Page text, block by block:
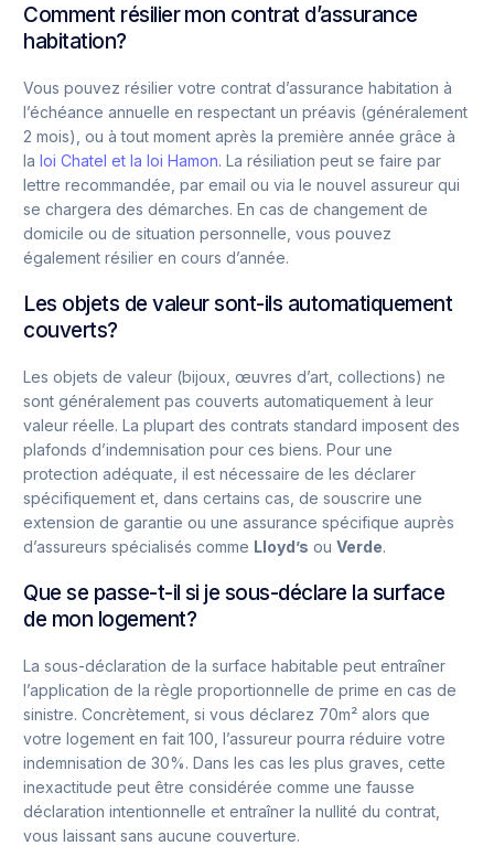
Comment résilier mon contrat d’assurance
habitation?
Vous pouvez résilier votre contrat d’assurance habitation à
l’échéance annuelle en respectant un préavis (généralement
2 mois), ou à tout moment après la première année grâce à
laloi Chatel et la loi Hamon. La résiliation peut se faire par
lettre recommandée, par email ou via le nouvel assureur qui
se chargera des démarches. En cas de changement de
domicile ou de situation personnelle, vous pouvez
également résilier en cours d’année.
Les objets de valeur sont-ils automatiquement
couverts?
Les objets de valeur (bijoux, œuvres d’art, collections) ne
sont généralement pas couverts automatiquement à leur
valeur réelle. La plupart des contrats standard imposent des
plafonds d’indemnisation pour ces biens. Pour une
protection adéquate, il est nécessaire de les déclarer
spécifiquement et, dans certains cas, de souscrire une
extension de garantie ou une assurance spécifique auprès
d’assureurs spécialisés comme Lloyd’s ouVerde.
Que se passe-t-il si je sous-déclare la surface
de mon logement?
La sous-déclaration de la surface habitable peut entraîner
l’application de la règle proportionnelle de prime en cas de
sinistre. Concrètement, si vous déclarez 70m² alors que
votre logement en fait 100, l’assureur pourra réduire votre
indemnisation de 30%. Dans les cas les plus graves, cette
inexactitude peut être considérée comme une fausse
déclaration intentionnelle et entraîner la nullité du contrat,
vous laissant sans aucune couverture.